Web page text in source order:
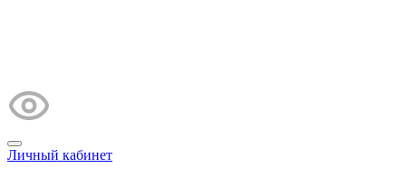
Личный кабинет